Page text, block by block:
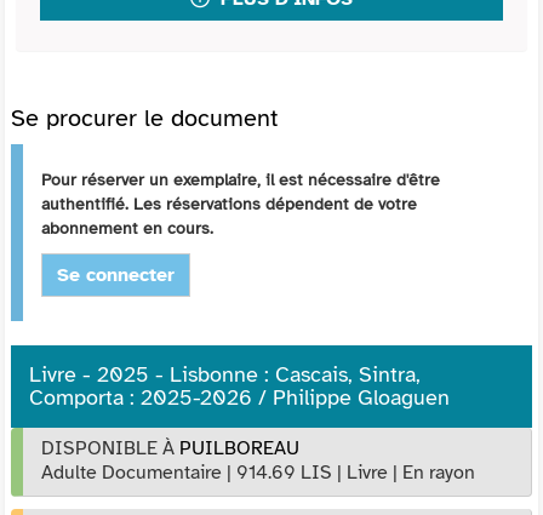
Se procurer le document
Pour réserver un exemplaire, il est nécessaire d'être
authentifié. Les réservations dépendent de votre
abonnement en cours.
Se connecter
Livre - 2025 - Lisbonne : Cascais, Sintra,
Comporta : 2025-2026 / Philippe Gloaguen
DISPONIBLE À PUILBOREAU
Adulte Documentaire | 914.69 LIS | Livre | En rayon